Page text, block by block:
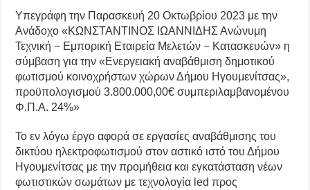
Υπεγράφη την Παρασκευή 20 Οκτωβρίου 2023 με την
Ανάδοχο «ΚΩΝΣΤΑΝΤΙΝΟΣ ΙΩΑΝΝΙΔΗΣ Ανώνυμη
Τεχνική − Εμπορική Εταιρεία Μελετών − Κατασκευών» η
σύμβαση για την «Ενεργειακή αναβάθμιση δημοτικού
φωτισμού κοινοχρήστων χώρων Δήμου Ηγουμενίτσας»,
προϋπολογισμού 3.800.000,00€ συμπεριλαμβανομένου
Φ.Π.Α. 24%»
Το εν λόγω έργο αφορά σε εργασίες αναβάθμισης του
δικτύου ηλεκτροφωτισμού στον αστικό ιστό του Δήμου
Ηγουμενίτσας με την προμήθεια και εγκατάσταση νέων
φωτιστικών σωμάτων με τεχνολογία led προς